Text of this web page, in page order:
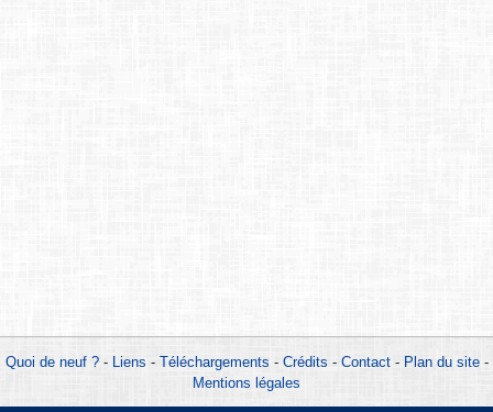
Quoi de neuf ?- Liens - Téléchargements - Crédits - Contact- Plan du site-
Mentions légales